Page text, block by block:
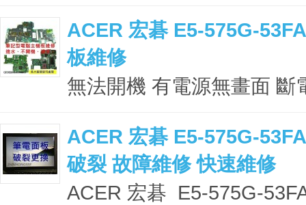
ACER 宏碁 E5-575G-
板維修
無法開機 有電源無畫面
ACER 宏碁 E5-575G-
破裂 故障維修 快速維修
ACER 宏碁 E5-575G-